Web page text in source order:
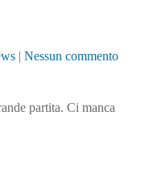
| Nessun commentosu